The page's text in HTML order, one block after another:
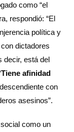
como “el
respondió: “El
política y
dictadores
decir, está del
Tiene afinidad
con
asesinos”.
como un